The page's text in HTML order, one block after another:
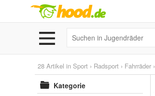
28 Artikel in Sport › Radsport › Fahrräder ›
Kategorie